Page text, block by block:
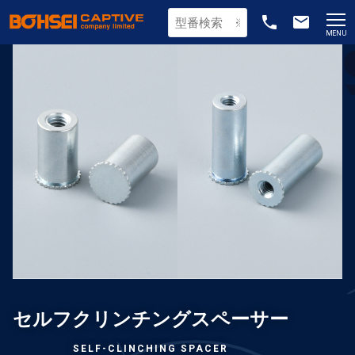
phone email
MENU
セルフクリンチングスペーサー
SELF-CLINCHING SPACER